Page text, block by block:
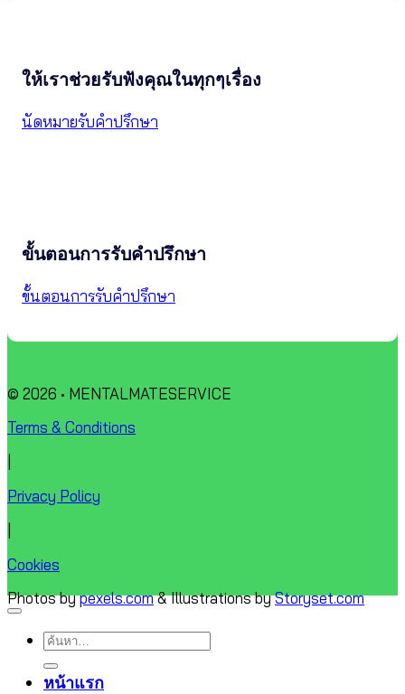
ให้เราช่วยรับฟังคุณในทุกๆเรื่อง
นัดหมายรับคำปรึกษา
ขั้นตอนการรับคำปรึกษา
ขั้นตอนการรับคำปรึกษา
© 2026 • MENTALMATESERVICE
Terms & Conditions
Privacy Policy
Cookies
Photos bypexels.com& Illustrations byStoryset.com
ค้นหา:
หน้าแรก